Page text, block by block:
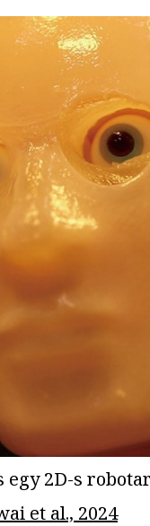
egy 2D-s
et al., 2024